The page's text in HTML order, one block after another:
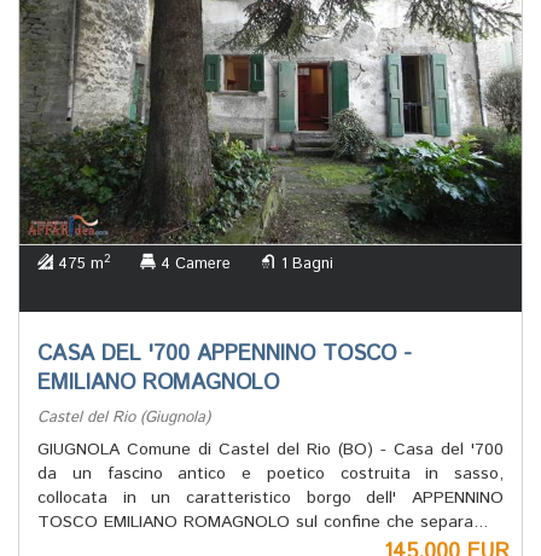
475 m2 4 Camere 1 Bagni
CASA DEL '700 APPENNINO TOSCO -
EMILIANO ROMAGNOLO
Castel del Rio (Giugnola)
GIUGNOLA Comune di Castel del Rio (BO) - Casa del '700
da un fascino antico e poetico costruita in sasso,
collocata in un caratteristico borgo dell' APPENNINO
TOSCO EMILIANO ROMAGNOLO sul confine che separa...